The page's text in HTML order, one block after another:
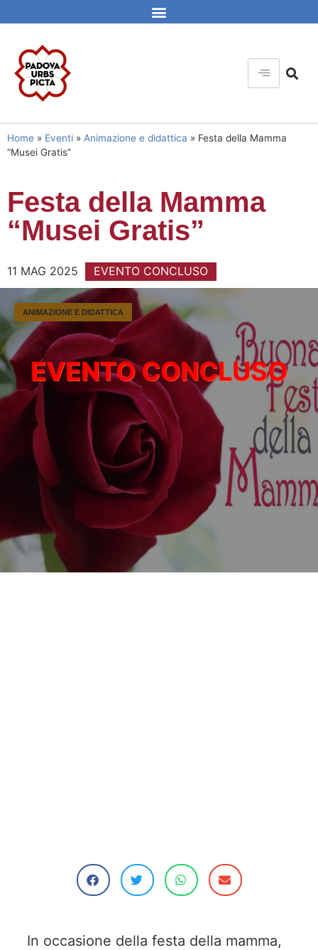
Home » Eventi » Animazione e didattica » Festa della Mamma
“Musei Gratis”
Festa della Mamma
“Musei Gratis”
11 MAG 2025 EVENTO CONCLUSO
ANIMAZIONE E DIDATTICA
In occasione della festa della mamma,